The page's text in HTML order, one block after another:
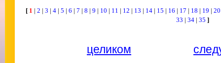
[1 | 2 | 3 | 4 | 5 | 6 | 7 | 8 | 9 | 10 | 11 | 12 | 13 | 14 | 15 | 16 | 17 | 18 | 19 |
33 | 34 | 35 ]
целиком